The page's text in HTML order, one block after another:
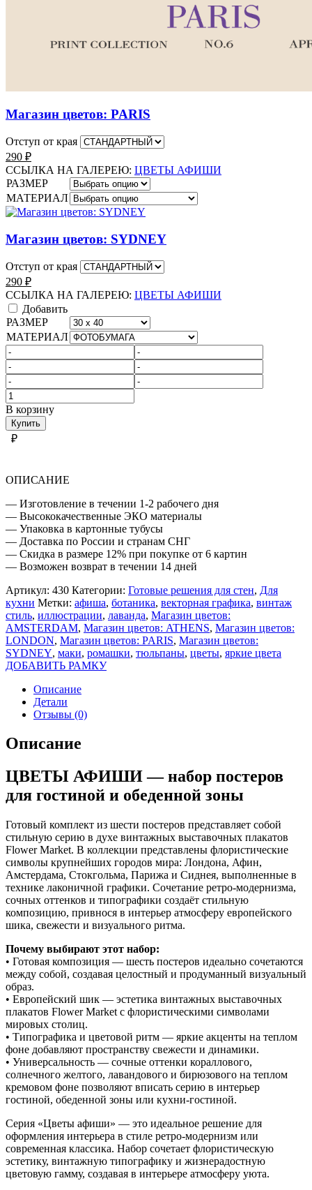
Магазин цветов: PARIS
Отступ от края
290 ₽
ССЫЛКА НА ГАЛЕРЕЮ: ЦВЕТЫ АФИШИ
РАЗМЕР
МАТЕРИАЛ
Магазин цветов: SYDNEY
Отступ от края
290 ₽
ССЫЛКА НА ГАЛЕРЕЮ: ЦВЕТЫ АФИШИ
Добавить
РАЗМЕР
МАТЕРИАЛ
Количество
товара
ЦВЕТЫ
АФИШИ
В корзину
Купить
₽
ОПИСАНИЕ
— Изготовление в течении 1-2 рабочего дня
— Высококачественные ЭКО материалы
— Упаковка в картонные тубусы
— Доставка по России и странам СНГ
— Скидка в размере 12% при покупке от 6 картин
— Возможен возврат в течении 14 дней
Артикул: 430 Категории: Готовые решения для стен, Для
кухни Метки: афиша, ботаника, векторная графика, винтаж
стиль, иллюстрации, лаванда, Магазин цветов:
AMSTERDAM, Магазин цветов: ATHENS, Магазин цветов:
LONDON, Магазин цветов: PARIS, Магазин цветов:
SYDNEY, маки, ромашки, тюльпаны, цветы, яркие цвета
ДОБАВИТЬ РАМКУ
Описание
Детали
Отзывы (0)
Описание
ЦВЕТЫ АФИШИ — набор постеров
для гостиной и обеденной зоны
Готовый комплект из шести постеров представляет собой
стильную серию в духе винтажных выставочных плакатов
Flower Market. В коллекции представлены флористические
символы крупнейших городов мира: Лондона, Афин,
Амстердама, Стокгольма, Парижа и Сиднея, выполненные в
технике лаконичной графики. Сочетание ретро-модернизма,
сочных оттенков и типографики создаёт стильную
композицию, привнося в интерьер атмосферу европейского
шика, свежести и визуального ритма.
Почему выбирают этот набор:
• Готовая композиция — шесть постеров идеально сочетаются
между собой, создавая целостный и продуманный визуальный
образ.
• Европейский шик — эстетика винтажных выставочных
плакатов Flower Market с флористическими символами
мировых столиц.
• Типографика и цветовой ритм — яркие акценты на теплом
фоне добавляют пространству свежести и динамики.
• Универсальность — сочные оттенки кораллового,
солнечного желтого, лавандового и бирюзового на теплом
кремовом фоне позволяют вписать серию в интерьер
гостиной, обеденной зоны или кухни-гостиной.
Серия «Цветы афиши» — это идеальное решение для
оформления интерьера в стиле ретро-модернизм или
современная классика. Набор сочетает флористическую
эстетику, винтажную типографику и жизнерадостную
цветовую гамму, создавая в интерьере атмосферу уюта.